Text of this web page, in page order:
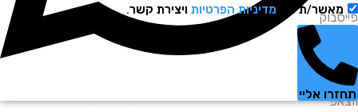
ת אתמדיניות הפרטיותויצירת קשר.
אליי